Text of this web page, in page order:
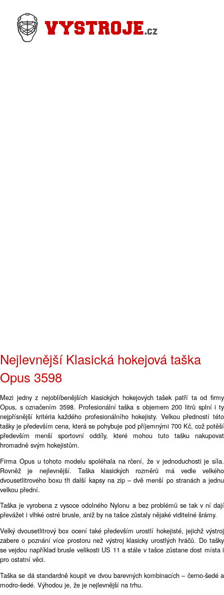
Brankářské
Nejlevnější Klasická hokejová taška
Opus 3598
Mezi jedny z nejoblíbenějších klasických hokejových tašek patří ta od firmy
Opus, s označením 3598. Profesionální taška s objemem 200 litrů splní i ty
nejpřísnější kritéria každého profesionálního hokejisty. Velkou předností této
tašky je především cena, která se pohybuje pod příjemnými 700 Kč, což potěší
především menší sportovní oddíly, které mohou tuto tašku nakupovat
hromadně svým hokejistům.
Firma Opus u tohoto modelu spoléhala na rčení, že v jednoduchosti je síla.
Rovněž je nejlevnější. Taška klasických rozměrů má vedle velkého
dvousetlitrového boxu tři další kapsy na zip – dvě menší po stranách a jednu
velkou přední.
Taška je vyrobena z vysoce odolného Nylonu a bez problémů se tak v ní dají
převážet i vlhké ostré brusle, aniž by na tašce zůstaly nějaké viditelné šrámy.
Velký dvousetlitrový box ocení také především urostlí hokejisté, jejichž výstroj
zabere o poznání více prostoru než výstroj klasicky urostlých hráčů. Do tašky
se vejdou například brusle velikosti US 11 a stále v tašce zůstane dost místa i
pro ostatní věci.
Taška se dá standardně koupit ve dvou barevných kombinacích – černo-šedé a
modro-šedé. Výhodou je, že je nejlevnější na trhu.